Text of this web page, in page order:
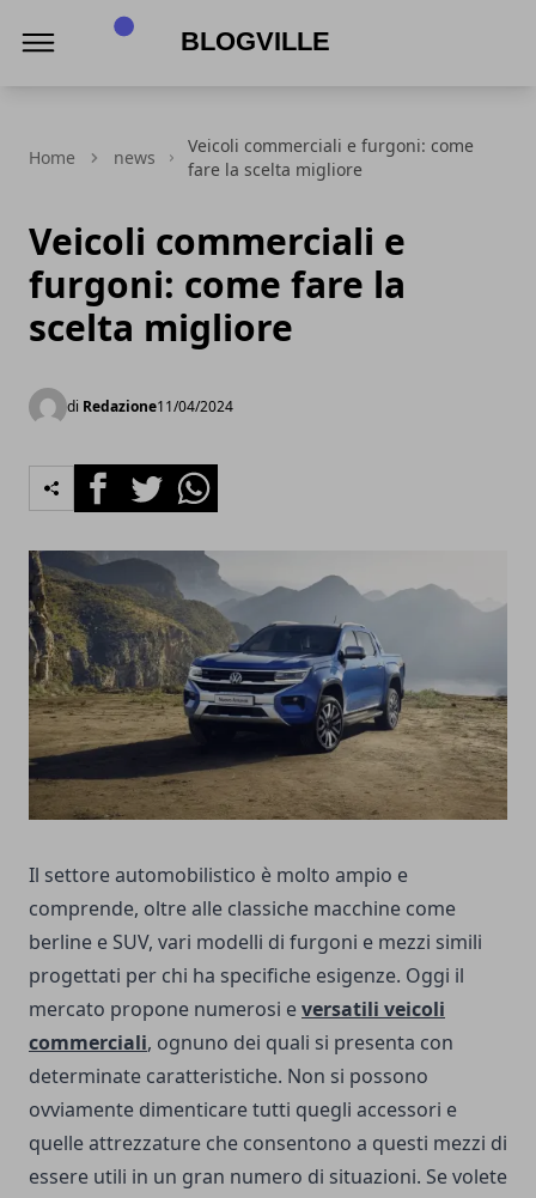
Home news
Veicoli commerciali e furgoni: come
fare la scelta migliore
Veicoli commerciali e
furgoni: come fare la
scelta migliore
di Redazione11/04/2024
FacebookTwitterWhatsapp
Il settore automobilistico è molto ampio e
comprende, oltre alle classiche macchine come
berline e SUV, vari modelli di furgoni e mezzi simili
progettati per chi ha specifiche esigenze. Oggi il
mercato propone numerosi eversatili veicoli
commerciali, ognuno dei quali si presenta con
determinate caratteristiche. Non si possono
ovviamente dimenticare tutti quegli accessori e
quelle attrezzature che consentono a questi mezzi di
essere utili in un gran numero di situazioni. Se volete